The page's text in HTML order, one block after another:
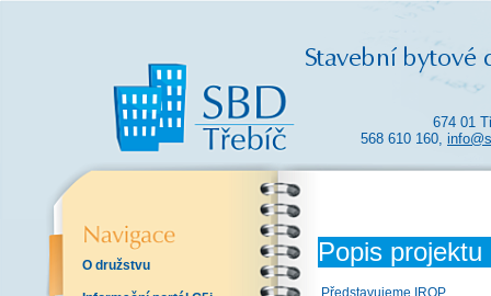
674 01
568 610 160,
O družstvu Popis projektu
Představujeme IROP